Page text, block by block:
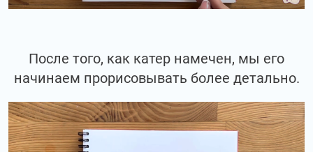
После того, как катер намечен, мы его
начинаем прорисовывать более детально.